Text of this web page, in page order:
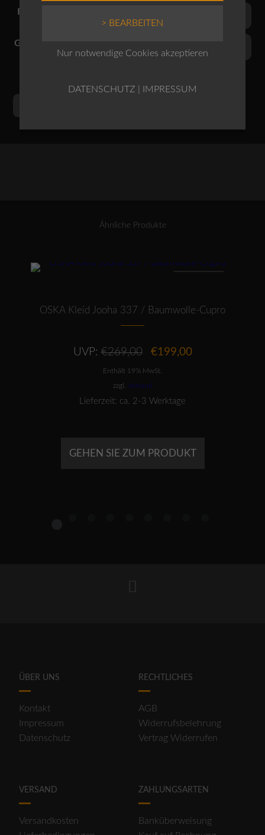
Farben
Grössen
Wuppa
Ähnliche Produkte
Dieses Produkt weist mehrere Varianten auf. Die Optionen können auf der Produktseite gewählt werden
OSKA Kleid Jooha 337 / Baumwolle-Cupro
UVP: €269,00
Ursprünglicher
war:
€269,00
€199,00Aktueller
Enthält 19% MwSt.
zzgl. Versand
Lieferzeit: ca. 2-3 Werktage
GEHEN SIE ZUM PRODUKT
ÜBER UNS
Kontakt
Impressum
Datenschutz
RECHTLICHES
AGB
Widerrufsbelehrung
Vertrag Widerrufen
VERSAND
Versandkosten
ZAHLUNGSARTEN
Banküberweisung
> BEARBEITEN
Nur notwendige Cookies akzeptieren
DATENSCHUTZ IMPRESSUM